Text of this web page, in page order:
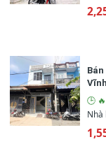
🕒
Nhà